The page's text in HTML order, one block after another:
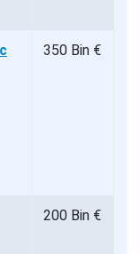
350 Bin €
200 Bin €